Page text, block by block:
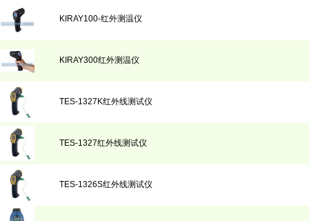
KIRAY100-红外测温仪
KIRAY300红外测温仪
TES-1327K红外线测试仪
TES-1327红外线测试仪
TES-1326S红外线测试仪